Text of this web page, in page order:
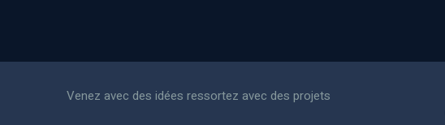
Venez avec des idées ressortez avec des projets